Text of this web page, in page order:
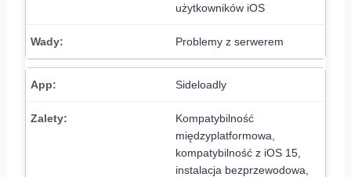
użytkowników iOS
Problemy z serwerem
Sideloadly
Kompatybilność
międzyplatformowa,
kompatybilność z iOS 15,
instalacja bezprzewodowa,